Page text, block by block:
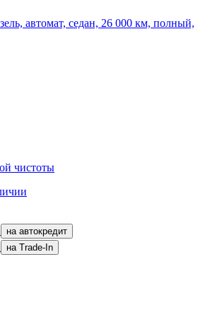
автомат, седан, 26 000 км, полный,
чистоты
на автокредит
на Trade-In